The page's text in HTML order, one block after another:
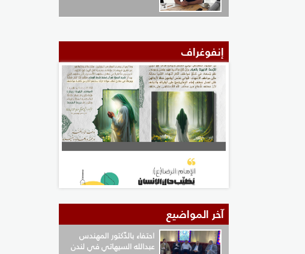
إنفوغراف
آخر المواضيع
احتفاء بالدّكتور المهندس
عبدالله السيهاتي في لندن